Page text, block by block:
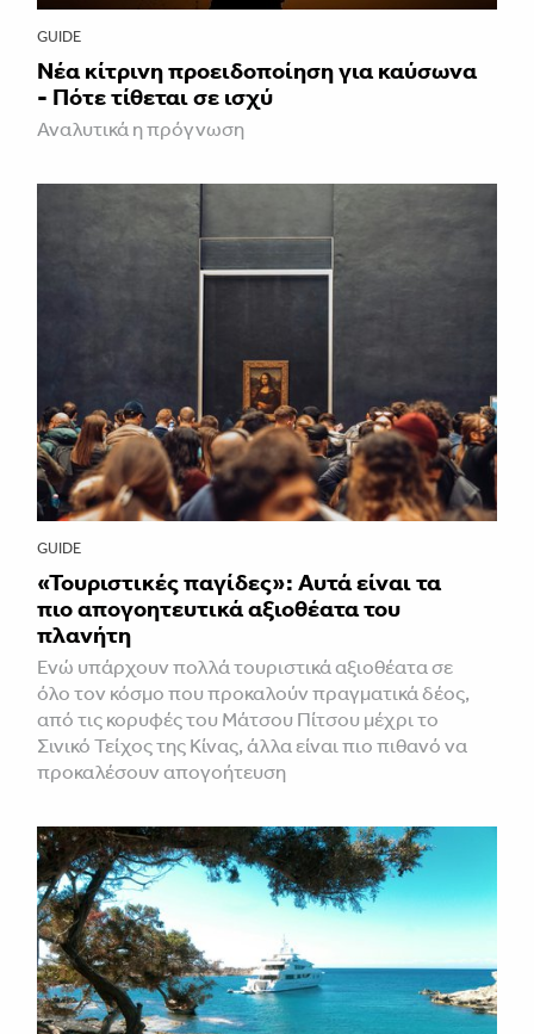
GUIDE
Νέα κίτρινη προειδοποίηση για καύσωνα
- Πότε τίθεται σε ισχύ
Αναλυτικά η πρόγνωση
GUIDE
«Τουριστικές παγίδες»: Αυτά είναι τα
πιο απογοητευτικά αξιοθέατα του
πλανήτη
Ενώ υπάρχουν πολλά τουριστικά αξιοθέατα σε
όλο τον κόσμο που προκαλούν πραγματικά δέος,
από τις κορυφές του Μάτσου Πίτσου μέχρι το
Σινικό Τείχος της Κίνας, άλλα είναι πιο πιθανό να
προκαλέσουν απογοήτευση